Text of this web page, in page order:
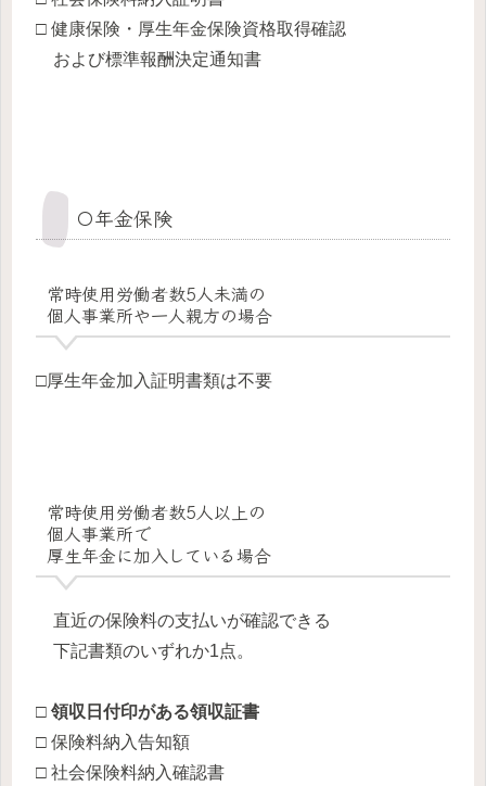
□ 健康保険・厚生年金保険資格取得確認
および標準報酬決定通知書
〇年金保険
常時使用労働者数5人未満の
個人事業所や一人親方の場合
□厚生年金加入証明書類は不要
常時使用労働者数5人以上 の
個人事業所で
厚生年金に加入 している場合
直近の保険料の支払いが確認できる
下記書類のいずれか1点。
□ 領収日付印がある領収証書
□ 保険料納入告知額
□ 社会保険料納入確認書